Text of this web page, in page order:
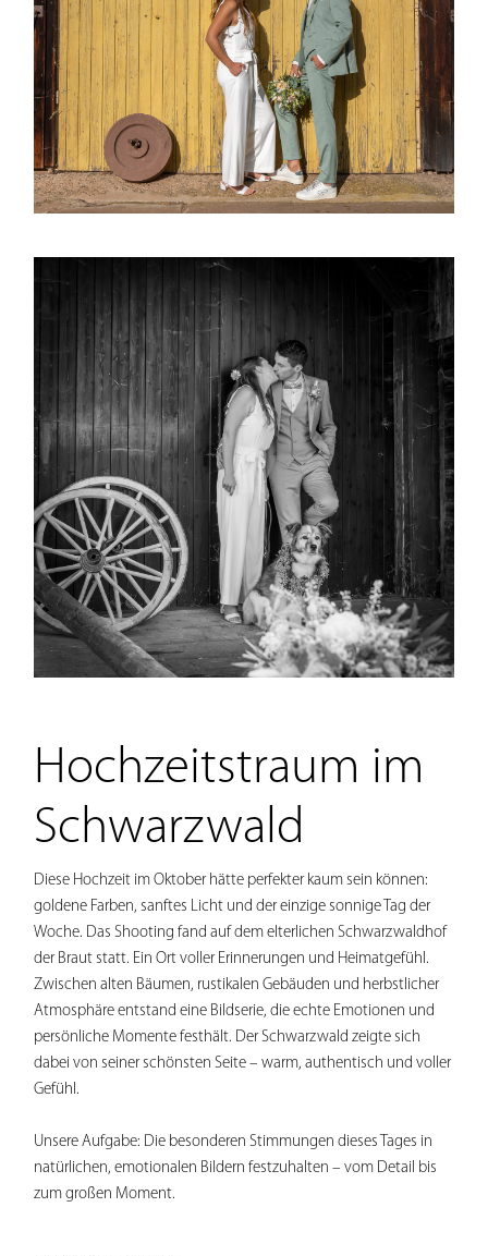
Hochzeitstraum im
Schwarzwald
Diese Hochzeit im Oktober hätte perfekter kaum sein können:
goldene Farben, sanftes Licht und der einzige sonnige Tag der
Woche. Das Shooting fand auf dem elterlichen Schwarzwaldhof
der Braut statt. Ein Ort voller Erinnerungen und Heimatgefühl.
Zwischen alten Bäumen, rustikalen Gebäuden und herbstlicher
Atmosphäre entstand eine Bildserie, die echte Emotionen und
persönliche Momente festhält. Der Schwarzwald zeigte sich
dabei von seiner schönsten Seite – warm, authentisch und voller
Gefühl.
Unsere Aufgabe: Die besonderen Stimmungen dieses Tages in
natürlichen, emotionalen Bildern festzuhalten – vom Detail bis
zum großen Moment.